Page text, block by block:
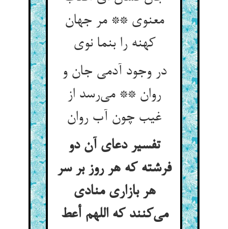
معنوی ** مر جهان
کهنه را بنما نوی‌‌
در وجود آدمی جان و
روان ** می‌‌رسد از
تفسیر دعای آن دو
فرشته که هر روز بر سر
هر بازاری منادی
می‌‌کنند که اللهم أعط